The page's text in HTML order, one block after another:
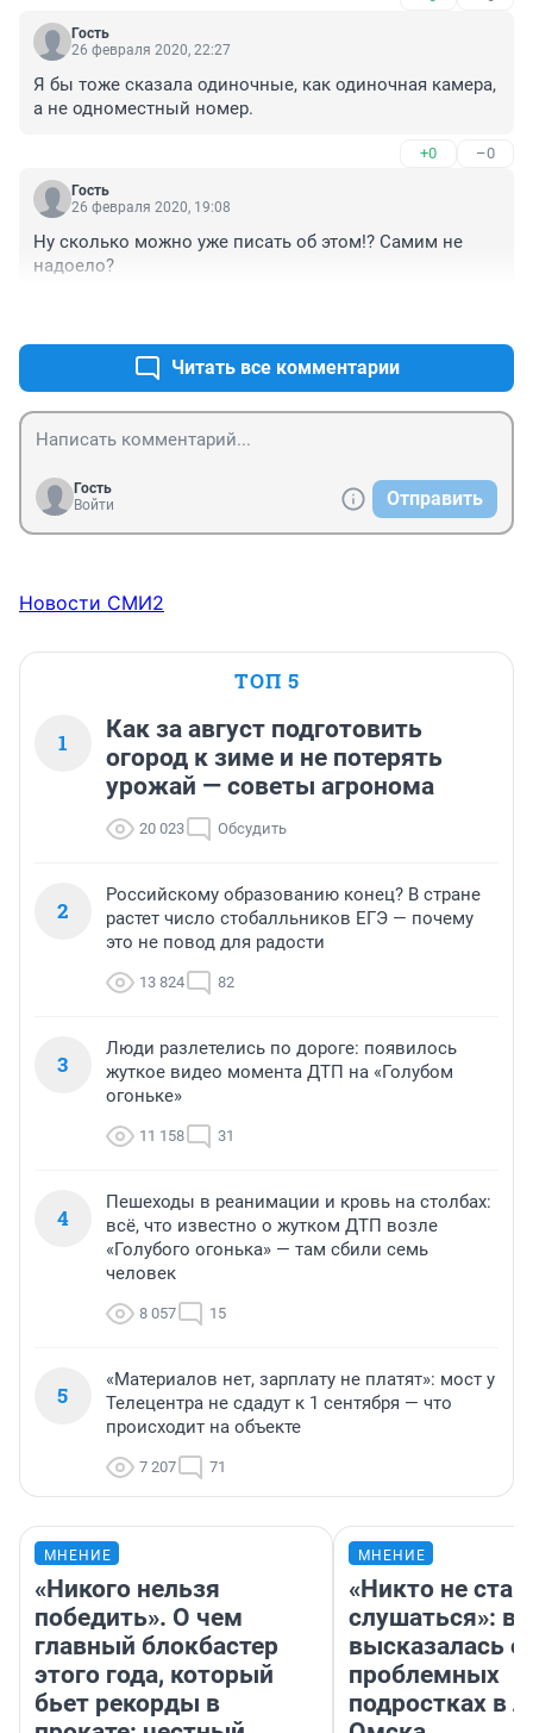
Гость
26 февраля 2020, 22:27
Я бы тоже сказала одиночные, как одиночная камера,
а не одноместный номер.
+0 –0
Гость
26 февраля 2020, 19:08
Ну сколько можно уже писать об этом!? Самим не
надоело?
Читать все комментарии
Гость
Войти
Отправить
Новости СМИ2
ТОП 5
1
Как за август подготовить
огород к зиме и не потерять
урожай — советы агронома
20 023 Обсудить
2
Российскому образованию конец? В стране
растет число стобалльников ЕГЭ — почему
это не повод для радости
13 824 82
3
Люди разлетелись по дороге: появилось
жуткое видео момента ДТП на «Голубом
огоньке»
11 158 31
4
Пешеходы в реанимации и кровь на столбах:
всё, что известно о жутком ДТП возле
«Голубого огонька» — там сбили семь
человек
8 057 15
5
«Материалов нет, зарплату не платят»: мост у
Телецентра не сдадут к 1 сентября — что
происходит на объекте
7 207 71
МНЕНИЕ
«Никого нельзя
победить». О чем
главный блокбастер
этого года, который
бьет рекорды в
МНЕНИЕ
«Никто не
слушаться»:
высказалась о
проблемных
подростках в